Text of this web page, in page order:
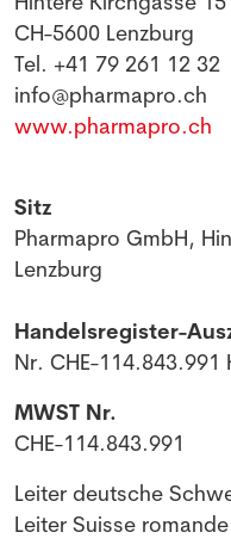
CH-5600 Lenzburg
Tel. +41 79 261 12 32
info@pharmapro.ch
www.pharmapro.ch
Sitz
Pharmapro GmbH,
Lenzburg
Handelsregister-
Nr. CHE-114.843.991
MWST Nr.
CHE-114.843.991
Leiter deutsche
Leiter Suisse